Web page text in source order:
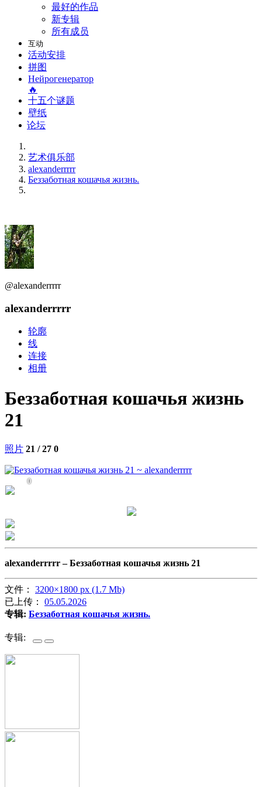
最好的作品
新专辑
所有成员
互动
活动安排
拼图
Нейрогенератор
🔥
十五个谜题
壁纸
论坛
艺术俱乐部
alexanderrrrr
Беззаботная кошачья жизнь.
@alexanderrrrr
alexanderrrrr
轮廓
线
连接
相册
Беззаботная кошачья жизнь
21
照片 21 / 27 0
0
alexanderrrrr –Беззаботная кошачья жизнь 21
文件： 3200×1800 px (1.7 Mb)
已上传： 05.05.2026
专辑: Беззаботная кошачья жизнь.
专辑: